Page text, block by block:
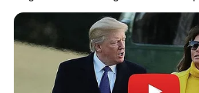
Email address: